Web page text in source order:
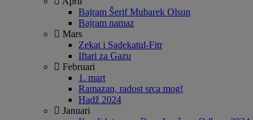
Bajram Šerif Mubarek Olsun
Bajram namaz
Mars
Zekat i Sadekatul-Fitr
Iftari za Gazu
Februari
1. mart
Ramazan, radost srca mog!
Hadž 2024
Januari